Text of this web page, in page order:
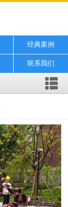
经典案例
联系我们